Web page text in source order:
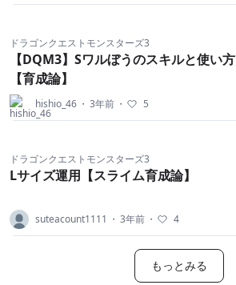
ドラゴンクエストモンスターズ3
【DQM3】Sワルぼうのスキルと使い方
【育成論】
hishio_46 ・ 3年前 ・ 5
ドラゴンクエストモンスターズ3
Lサイズ運用【スライム育成論】
suteacount1111 ・ 3年前 ・ 4
もっとみる